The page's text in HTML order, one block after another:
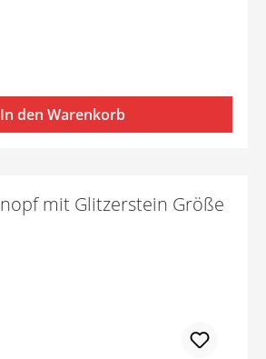
In den Warenkorb